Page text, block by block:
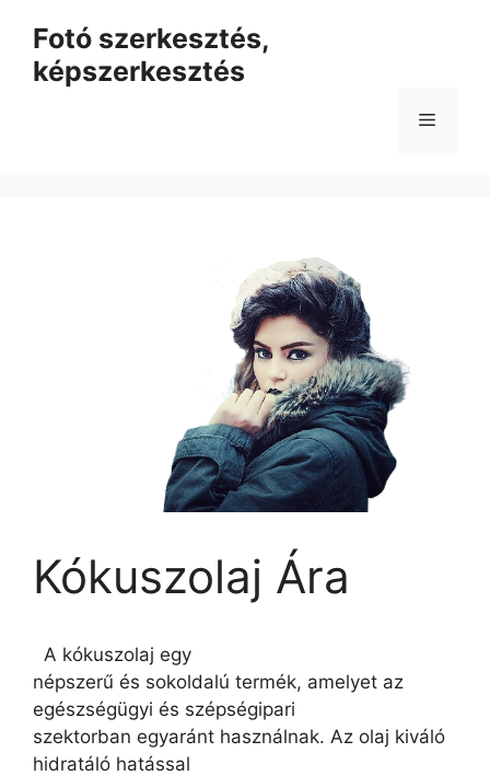
tartalomba
Fotó szerkesztés,
képszerkesztés
Menü
Kókuszolaj Ára
A kókuszolaj egy
népszerű és sokoldalú termék, amelyet az
egészségügyi és szépségipari
szektorban egyaránt használnak. Az olaj kiváló
hidratáló hatással